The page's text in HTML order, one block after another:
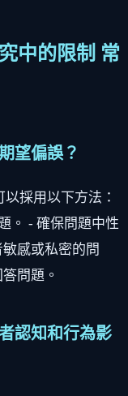
中的限制 常
望偏誤？
採用以下方法：
。 - 確保問題中性
感或私密的問
問題。
認知和行為影